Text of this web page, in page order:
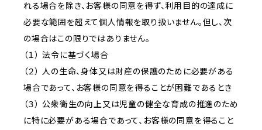
れる場合を除き、お客様の同意を得ず、利用目的の達成に
必要な範囲を超えて個人情報を取り扱いません。但し、次
の場合はこの限りではありません。
（１） 法令に基づく場合
（２） 人の生命、身体又は財産の保護のために必要がある
場合であって、お客様の同意を得ることが困難であるとき
（３） 公衆衛生の向上又は児童の健全な育成の推進のため
に特に必要がある場合であって、お客様の同意を得ること